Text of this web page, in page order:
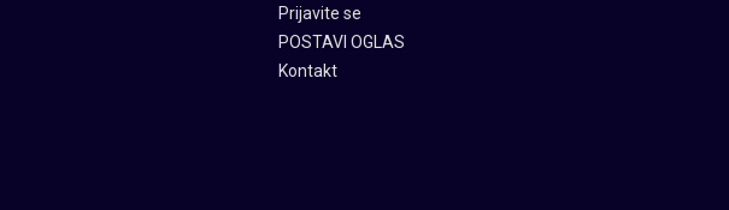
Prijavite se
POSTAVI OGLAS
Kontakt